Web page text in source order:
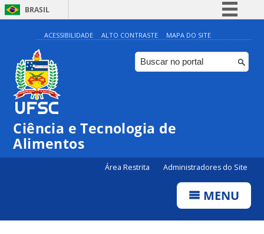
BRASIL
Simplifique!
Comunica BR
Participe
Canais
ACESSIBILIDADE ALTO CONTRASTE MAPA DO SITE
Ciência e Tecnologia de
Alimentos
Área Restrita Administradores do Site
MENU